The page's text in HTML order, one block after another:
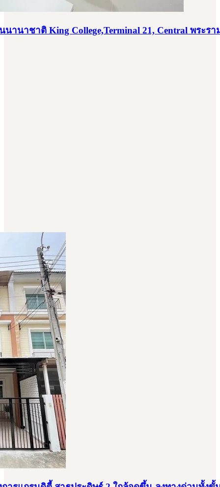
นนานาชาติ King College,Terminal 21, Central พระร